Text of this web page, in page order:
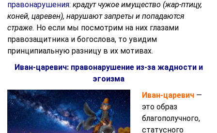
правонарушения: крадут чужое имущество (жар-птицу,
коней, царевен), нарушают запреты и попадаются
страже. Но если мы посмотрим на них глазами
правозащитника и богослова, то увидим
принципиальную разницу в их мотивах.
Иван-царевич: правонарушение из-за жадности и
эгоизма
Иван-царевич —
это образ
благополучного,
статусного